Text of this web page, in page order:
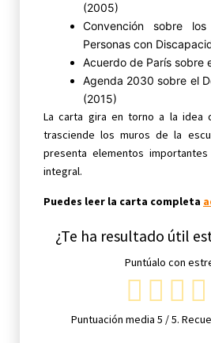
(2005)
Convención sobre
Personas con
Acuerdo de París sobre
Agenda 2030 sobre el
(2015)
La carta gira en torno a la idea
trasciende los muros de la
presenta elementos
integral.
Puedes leer la carta completa
¿Te ha resultado útil
Puntúalo con
Puntuación media 5 / 5.